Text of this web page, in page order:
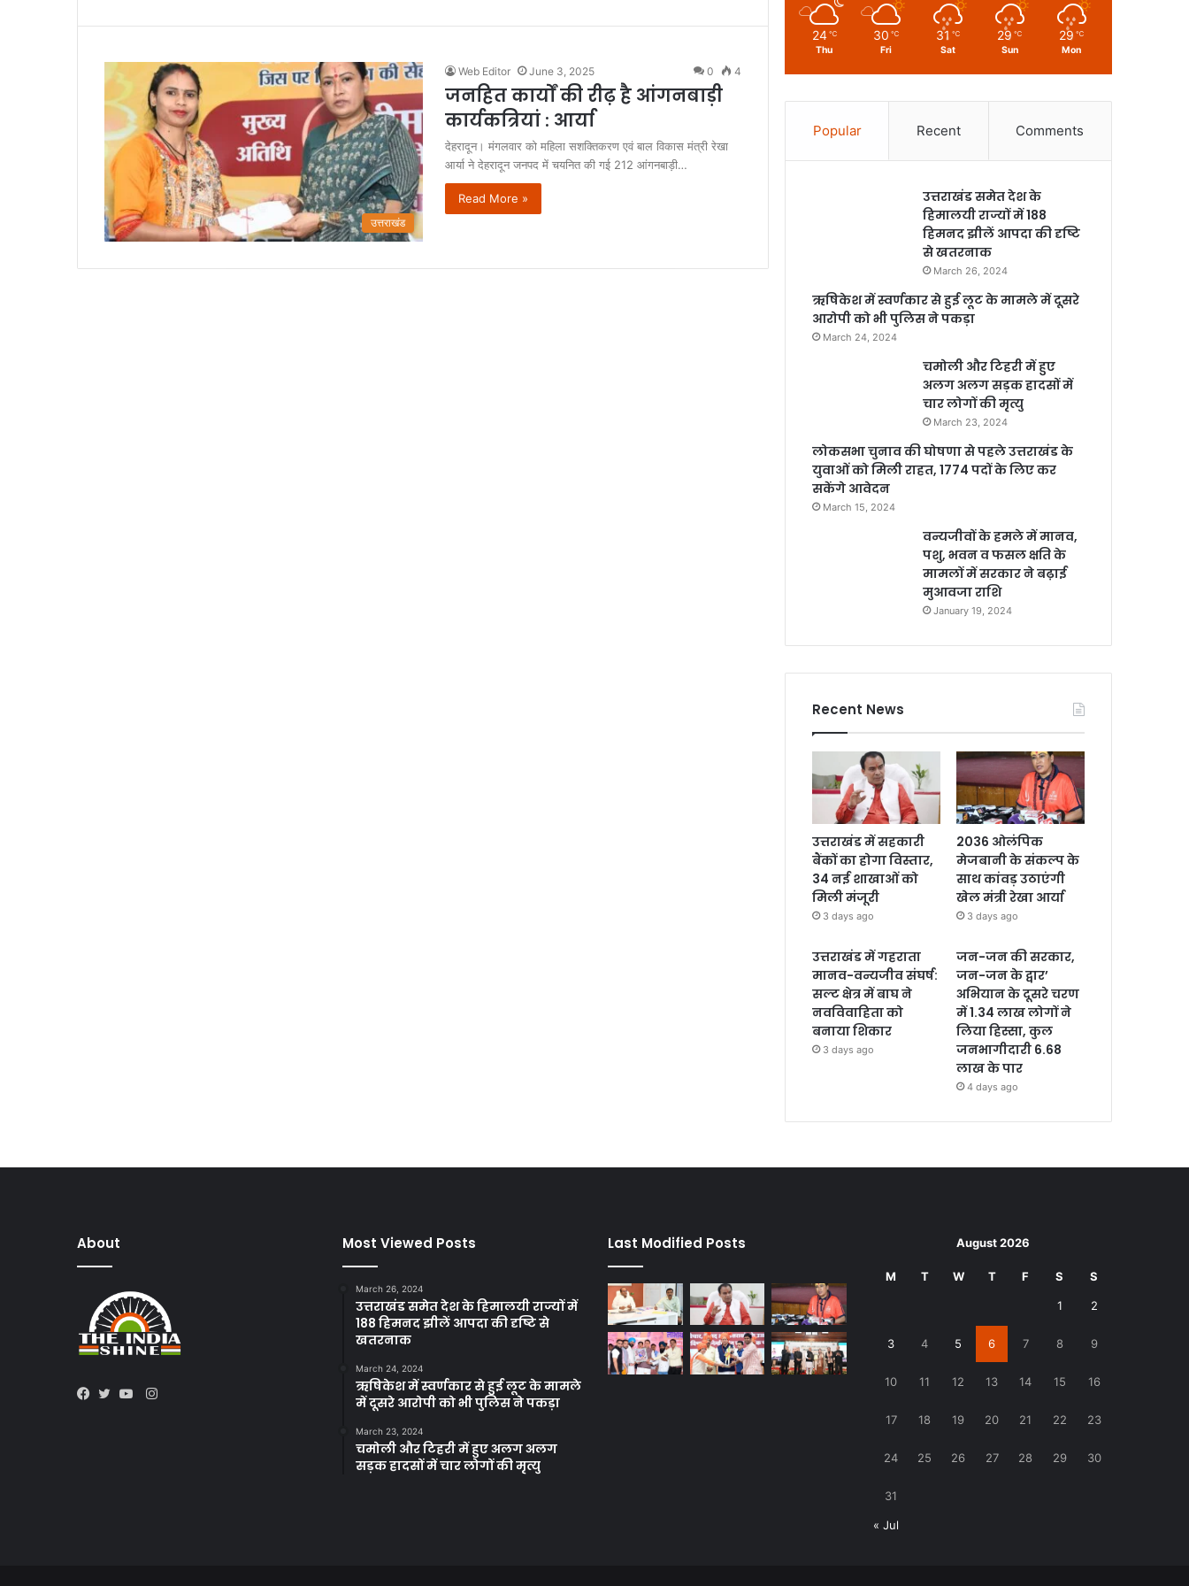
उत्तराखंड
Web Editor June 3, 2025 0 4
जनहित कार्यों की रीढ़ है आंगनबाड़ी
कार्यकत्रियां : आर्या
देहरादून। मंगलवार को महिला सशक्तिकरण एवं बाल विकास मंत्री रेखा
आर्या ने देहरादून जनपद में चयनित की गई 212 आंगनबाड़ी…
Read More »
24 ℃
Thu
30 ℃
Fri
31 ℃
Sat
29 ℃
Sun
29 ℃
Mon
Popular Recent Comments
उत्तराखंड समेत देश के
हिमालयी राज्यों में 188
हिमनद झीलें आपदा की दृष्टि
से खतरनाक
March 26, 2024
ऋषिकेश में स्वर्णकार से हुई लूट के मामले में दूसरे
आरोपी को भी पुलिस ने पकड़ा
March 24, 2024
चमोली और टिहरी में हुए
अलग अलग सड़क हादसों में
चार लोगों की मृत्यु
March 23, 2024
लोकसभा चुनाव की घोषणा से पहले उत्तराखंड के
युवाओं को मिली राहत, 1774 पदों के लिए कर
सकेंगे आवेदन
March 15, 2024
वन्यजीवों के हमले में मानव,
पशु, भवन व फसल क्षति के
मामलों में सरकार ने बढ़ाई
मुआवजा राशि
January 19, 2024
Recent News
उत्तराखंड में सहकारी
बैंकों का होगा विस्तार,
34 नई शाखाओं को
मिली मंजूरी
3 days ago
2036 ओलंपिक
मेजबानी के संकल्प के
साथ कांवड़ उठाएंगी
खेल मंत्री रेखा आर्या
3 days ago
उत्तराखंड में गहराता
मानव-वन्यजीव संघर्ष:
सल्ट क्षेत्र में बाघ ने
नवविवाहिता को
बनाया शिकार
3 days ago
जन-जन की सरकार,
जन-जन के द्वार’
अभियान के दूसरे चरण
में 1.34 लाख लोगों ने
लिया हिस्सा, कुल
जनभागीदारी 6.68
लाख के पार
4 days ago
About
Instagram
Most Viewed Posts
March 26, 2024
उत्तराखंड समेत देश के हिमालयी राज्यों में
188 हिमनद झीलें आपदा की दृष्टि से
खतरनाक
March 24, 2024
ऋषिकेश में स्वर्णकार से हुई लूट के मामले
में दूसरे आरोपी को भी पुलिस ने पकड़ा
March 23, 2024
चमोली और टिहरी में हुए अलग अलग
सड़क हादसों में चार लोगों की मृत्यु
Last Modified Posts August 2026
M T W T F S S
1 2
3 4 5 6 7 8 9
10 11 12 13 14 15 16
17 18 19 20 21 22 23
24 25 26 27 28 29 30
31
« Jul